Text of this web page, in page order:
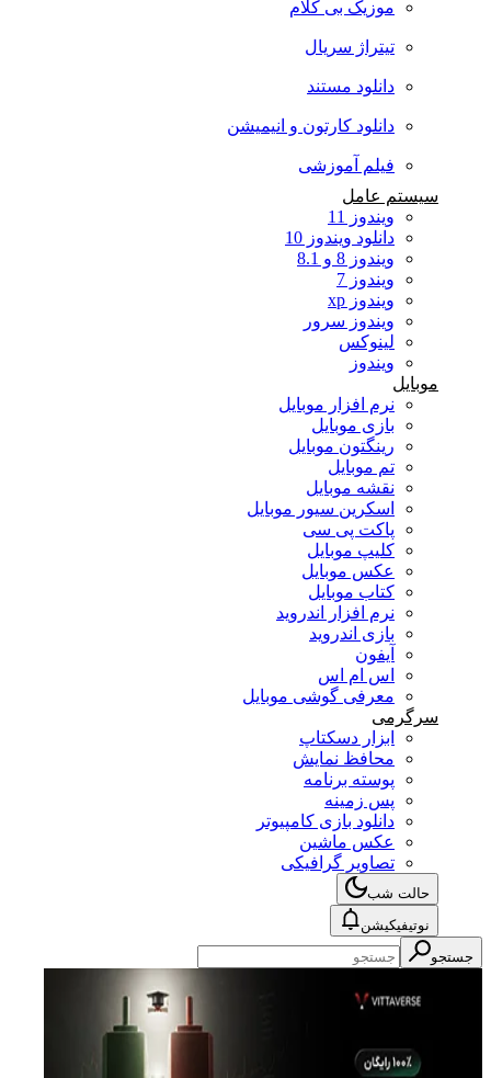
موزیک بی کلام
تیتراژ سریال
دانلود مستند
دانلود کارتون و انیمیشن
فیلم آموزشی
سیستم عامل
ویندوز 11
دانلود ویندوز 10
ویندوز 8 و 8.1
ویندوز 7
ویندوز xp
ویندوز سرور
لینوکس
ویندوز
موبایل
نرم افزار موبایل
بازی موبایل
رینگتون موبایل
تم موبایل
نقشه موبایل
اسکرین سیور موبایل
پاکت پی سی
کلیپ موبایل
عکس موبایل
کتاب موبایل
نرم افزار اندروید
بازی اندروید
آیفون
اس ام اس
معرفی گوشی موبایل
سرگرمی
ابزار دسکتاپ
محافظ نمایش
پوسته برنامه
پس زمینه
دانلود بازی کامپیوتر
عکس ماشین
تصاویر گرافیکی
حالت شب
نوتیفیکیشن
جستجو